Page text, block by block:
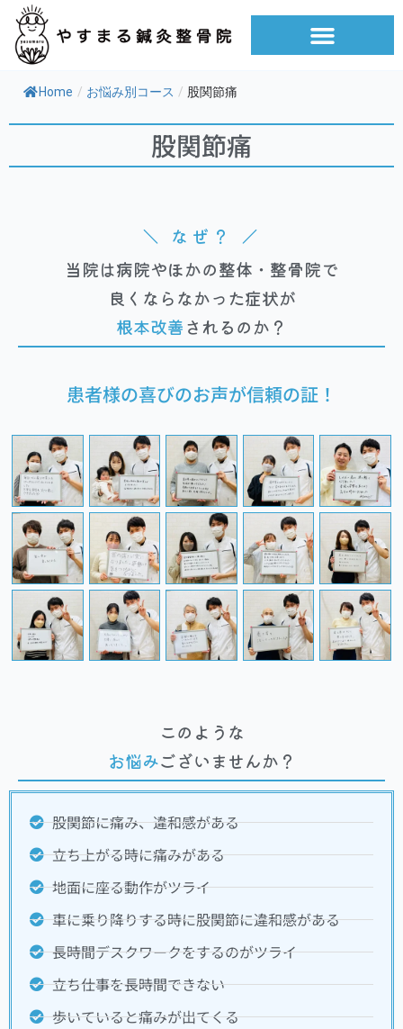
Home / お悩み別コース / 股関節痛
股関節痛
＼ なぜ？ ／
当院は病院やほかの整体・整骨院で
良くならなかった症状が
根本改善されるのか？
患者様の喜びのお声が信頼の証！
このような
お悩みございませんか？
股関節に痛み、違和感がある
立ち上がる時に痛みがある
地面に座る動作がツライ
車に乗り降りする時に股関節に違和感がある
長時間デスクワークをするのがツライ
立ち仕事を長時間できない
歩いていると痛みが出てくる